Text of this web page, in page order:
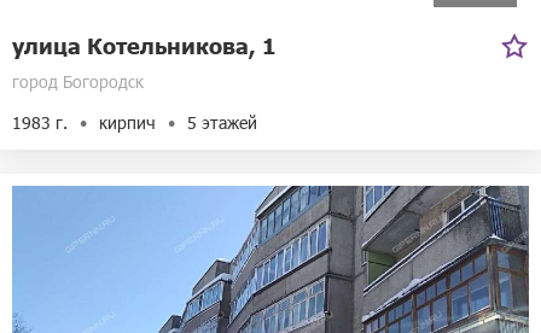
улица Котельникова, 1
город Богородск
1983 г.
кирпич 5 этажей